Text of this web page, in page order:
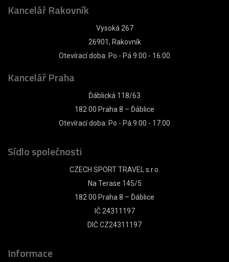
Kancelář Rakovník
Vysoká 267
26901, Rakovník
Otevírací doba: Po - Pá 9:00 - 16:00
Kancelář Praha
Ďáblická 118/63
182 00 Praha 8 – Ďáblice
Otevírací doba: Po - Pá 9:00 - 17:00
Sídlo společnosti
CZECH SPORT TRAVEL s.r.o.
Na Terase 145/5
182 00 Praha 8 – Ďáblice
IČ 24311197
DIČ CZ24311197
Informace